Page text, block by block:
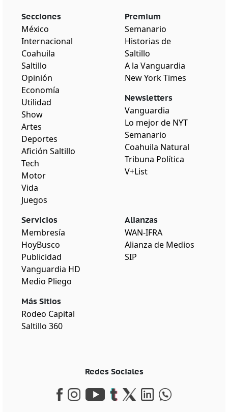
Secciones
México
Internacional
Coahuila
Saltillo
Opinión
Economía
Utilidad
Show
Artes
Deportes
Afición Saltillo
Tech
Motor
Vida
Juegos
Premium
Semanario
Historias de
Saltillo
A la Vanguardia
New York Times
Newsletters
Vanguardia
Lo mejor de NYT
Semanario
Coahuila Natural
Tribuna Política
V+List
Servicios
Membresía
HoyBusco
Publicidad
Vanguardia HD
Medio Pliego
Más Sitios
Rodeo Capital
Saltillo 360
Alianzas
WAN-IFRA
Alianza de Medios
SIP
Redes Sociales